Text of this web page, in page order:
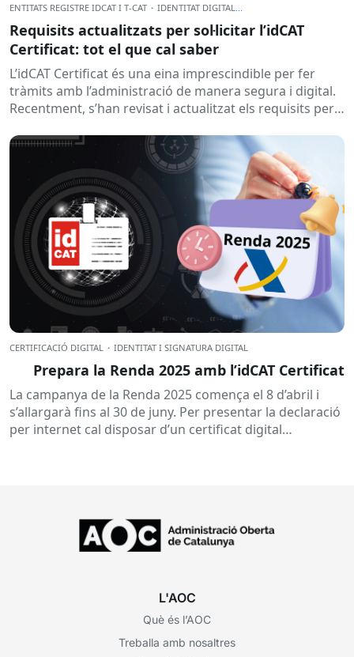
ENTITATS REGISTRE IDCAT I T-CAT · IDENTITAT DIGITAL
Requisits actualitzats per sol·licitar l’idCAT
Certificat: tot el que cal saber
L’idCAT Certificat és una eina imprescindible per fer
tràmits amb l’administració de manera segura i digital.
Recentment, s’han revisat i actualitzat els requisits per
CERTIFICACIÓ DIGITAL · IDENTITAT I SIGNATURA DIGITAL
Prepara la Renda 2025 amb l’idCAT Certificat
La campanya de la Renda 2025 comença el 8 d’abril i
s’allargarà fins al 30 de juny. Per presentar la declaració
per internet cal disposar d’un certificat digital
L'AOC
Què és l’AOC
Treballa amb nosaltres